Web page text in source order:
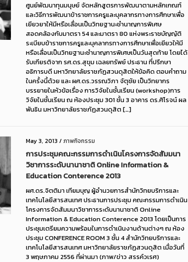
ศูนย์พัฒนาทุนมนุษย์ จัดหลักสูตรการพัฒนาตามหลักเกณฑ์
และวิธีการพัฒนาข้าราชการครูและบุคลากรทางการศึกษาเพื่อ
เยียวยาให้มีหรือเลื่อนเป็นวิทยฐานะชำนาญการพิเศษ
สอดคล้องกับมาตรา 54 และมาตรา 80 แห่งพระราชบัญญัติ
ระเบียบข้าราชการครูและบุคลากรทางการศึกษาเพื่อเยียวให้มี
หรือเลื่อนเป็นวิทยฐานะชำนาญการพิเศษเป็นวันสุดท้าย โดยได้
รับเกียรติจาก รศ.ดร.สุขุม เฉลยทรัพย์ ประธาน ที่ปรึกษา
อธิการบดี มหาวิทยาลัยราชภัฏสวนดุสิตให้ข้อคิด ตอบคำถาม
ในครั้งนี้ด้วย และ ผศ.ดร.วรรณวิภา จัตุชัย เป็นวิทยากร
บรรยายในหัวข้อเรื่อง การวิจัยในชั้นเรียน (workshop)การ
วิจัยในชั้นเรียน ณ ห้องประชุม 301 ชั้น 3 อาคาร ดร.ศิโรจน์ ผล
พันธิน มหาวิทยาลัยราชภัฏสวนดุสิต […]
May 3, 2013 /ภาพกิจกรรม
การประชุมคณะกรรมการดำเนินโครงการจัดสัมมนา
วิชาการระดับนานาชาติ Online Information &
Education Conterence 2013
ผศ.ดร.จิตติมา เทียมบุญ ผู้อำนวยการสำนักวิทยบริการและ
เทคโนโลยีสารสนเทศ ประธานการประชุม คณะกรรมการดำเนิน
โครงการจัดสัมมนาวิชาการระดับนานาชาติ Online
Information & Education Conterence 2013 โดยเป็นการ
ประชุมเตรียมความพร้อมในการดำเนินงานด้านต่างๆ ณ ห้อง
ประชุม CONFERENCE ROOM 3 ชั้น 4 สำนักวิทยบริการและ
เทคโนโลยีสารสนเทศ มหาวิทยาลัยราชภัฏสวนดุสิต เมื่อวันที่
3 พฤษภาคม 2556 ที่ผ่านมา (ภาพ/ข่าว สรรค์วเรศ)